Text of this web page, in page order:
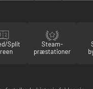
Split
Steam-
præstationer